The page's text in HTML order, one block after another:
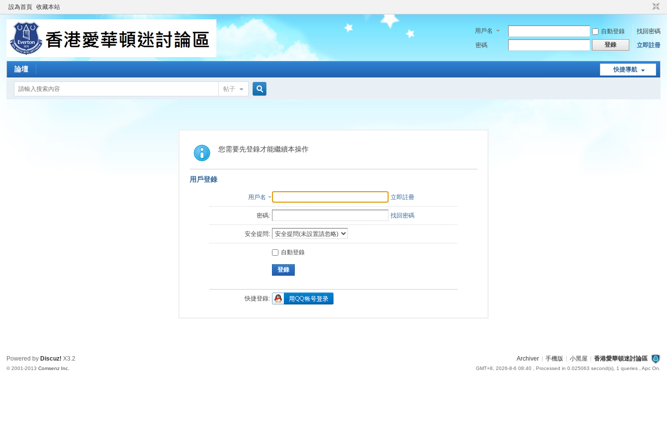
設為首頁 收藏本站
用戶名 自動登錄
找回密碼
密碼
登錄 立即註冊
快捷導航
論壇
帖子
索
您需要先登錄才能繼續本操作
用戶登錄
用戶名 立即註冊
密碼: 找回密碼
安全提問:
自動登錄
登錄
快捷登錄:
Archiver 手機版 小黑屋 香港愛華頓迷討論區
GMT+8, 2026-8-6 08:40 , Processed in 0.025063 second(s), 1 queries , Apc On.
Powered by Discuz! X3.2
© 2001-2013Comsenz Inc.